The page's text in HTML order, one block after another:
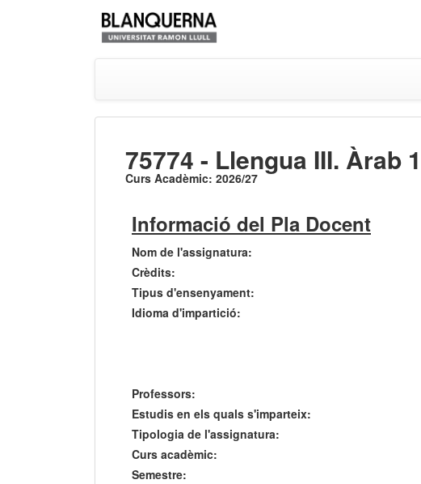
75774 - Llengua III. Àrab 1
Curs Acadèmic: 2026/27
Informació del Pla Docent
Nom de l'assignatura:
Crèdits:
Tipus d'ensenyament:
Idioma d'impartició:
Professors:
Estudis en els quals s'imparteix:
Tipologia de l'assignatura:
Curs acadèmic:
Semestre: